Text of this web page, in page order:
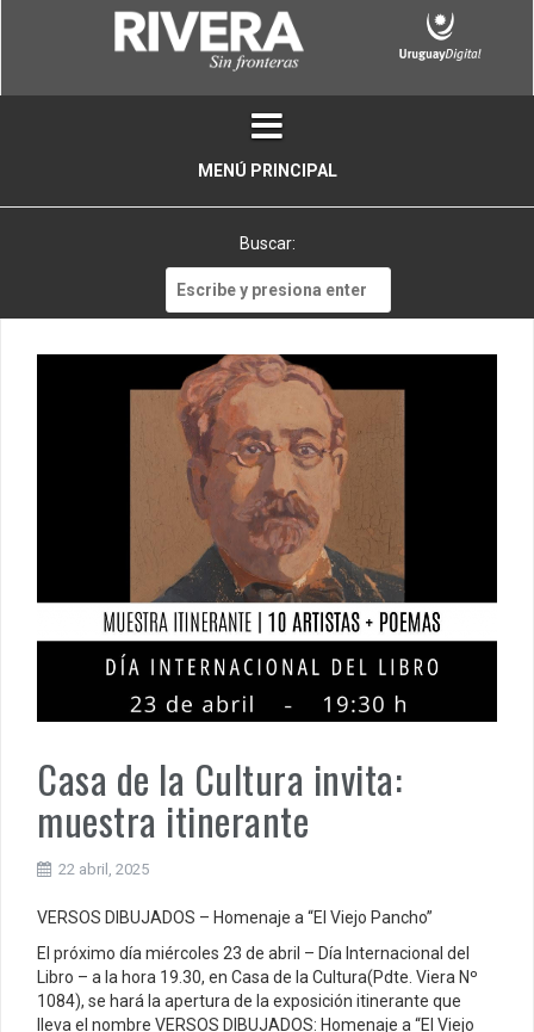
MENÚ PRINCIPAL
Buscar:
Casa de la Cultura invita:
muestra itinerante
22 abril, 2025
VERSOS DIBUJADOS – Homenaje a “El Viejo Pancho”
El próximo día miércoles 23 de abril – Día Internacional del
Libro – a la hora 19.30, en Casa de la Cultura(Pdte. Viera Nº
1084), se hará la apertura de la exposición itinerante que
lleva el nombre VERSOS DIBUJADOS: Homenaje a “El Viejo